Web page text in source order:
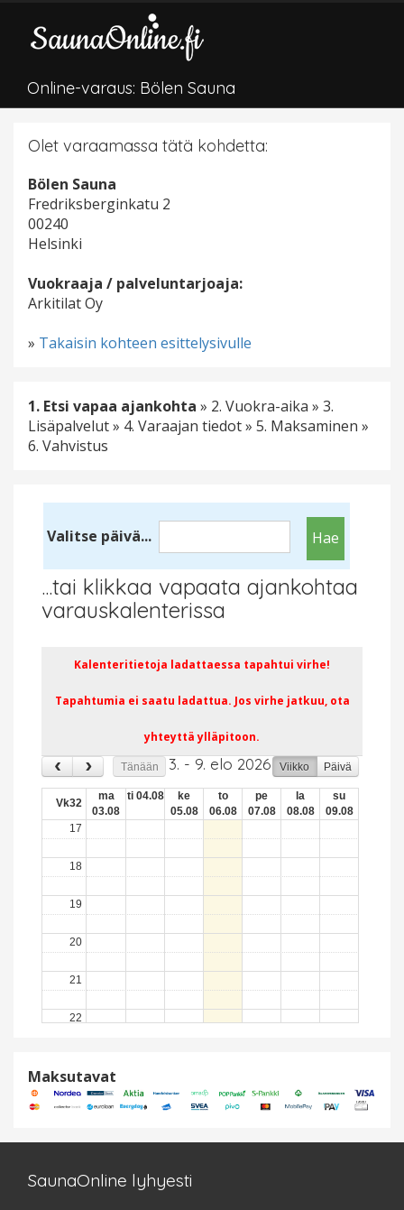
Online-varaus: Bölen Sauna
Olet varaamassa tätä kohdetta:
Bölen Sauna
Fredriksberginkatu 2
00240
Helsinki
Vuokraaja / palveluntarjoaja:
Arkitilat Oy
» Takaisin kohteen esittelysivulle
1. Etsi vapaa ajankohta » 2. Vuokra-aika » 3.
Lisäpalvelut » 4. Varaajan tiedot » 5. Maksaminen »
6. Vahvistus
Valitse päivä...
...tai klikkaa vapaata ajankohtaa
varauskalenterissa
Kalenteritietoja ladattaessa tapahtui virhe!
Tapahtumia ei saatu ladattua. Jos virhe jatkuu, ota
yhteyttä ylläpitoon.
Tänään 3. - 9. elo 2026 Viikko Päivä
Vk32
ma
03.08
ti 04.08
ke
05.08
to
06.08
pe
07.08
la
08.08
su
09.08
16
17
18
19
20
21
22
Maksutavat
SaunaOnline lyhyesti